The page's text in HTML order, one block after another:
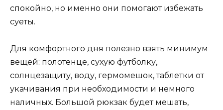
спокойно, но именно они помогают избежать
суеты.
Для комфортного дня полезно взять минимум
вещей: полотенце, сухую футболку,
солнцезащиту, воду, гермомешок, таблетки от
укачивания при необходимости и немного
наличных. Большой рюкзак будет мешать,